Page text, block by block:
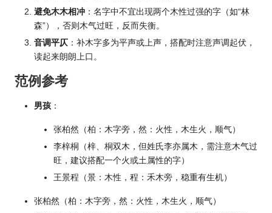
避免木木相冲 ：名字中不宜出现两个木性过强的字（如“林
森”），否则木气过旺，反而失衡。
音调平仄 ：补木字多为平声或上声，搭配时注意声调起伏，
读起来朗朗上口。
范例参考
男孩 ：
张柏然（柏：木字旁，然：火性，木生火，顺气）
李梓桐（梓、桐双木，但姓氏李亦属木，需注意木气过
旺，建议搭配一个火或土属性的字）
王景程（景：木性，程：禾木旁，稳重有生机）
张柏然（柏：木字旁，然：火性，木生火，顺气）